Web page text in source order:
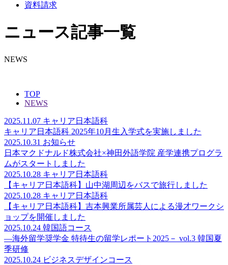
資料請求
ニュース記事一覧
NEWS
TOP
NEWS
2025.11.07 キャリア日本語科
キャリア日本語科 2025年10月生入学式を実施しました
2025.10.31 お知らせ
日本マクドナルド株式会社×神田外語学院 産学連携プログラ
ムがスタートしました
2025.10.28 キャリア日本語科
【キャリア日本語科】山中湖周辺をバスで旅行しました
2025.10.28 キャリア日本語科
【キャリア日本語科】吉本興業所属芸人による漫才ワークシ
ョップを開催しました
2025.10.24 韓国語コース
―海外留学奨学金 特待生の留学レポート2025－ vol.3 韓国夏
季研修
2025.10.24 ビジネスデザインコース